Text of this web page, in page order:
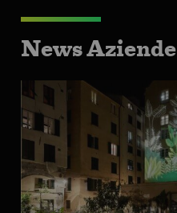
News Aziende